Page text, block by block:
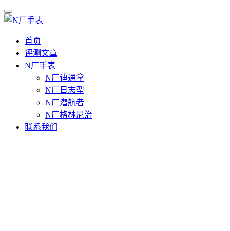
首页
评测文章
N厂手表
N厂迪通拿
N厂日志型
N厂潜航者
N厂格林尼治
联系我们